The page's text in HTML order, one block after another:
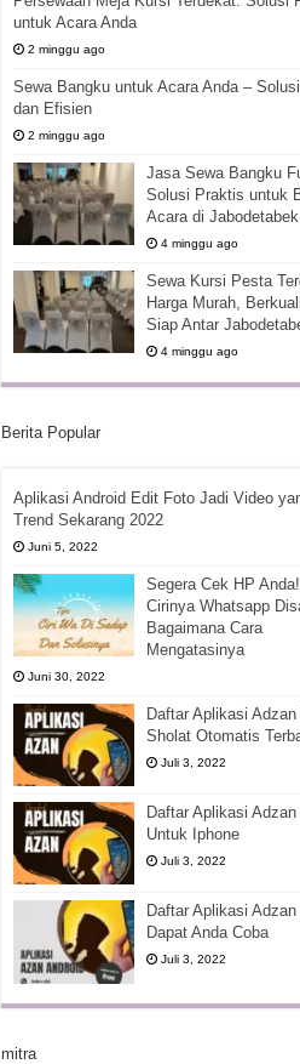
untuk Acara Anda
2 minggu ago
Sewa Bangku untuk Acara Anda –
dan Efisien
2 minggu ago
Jasa Sewa Bangku
Solusi Praktis untuk
Acara di Jabodetabek
4 minggu ago
Sewa Kursi Pesta
Harga Murah,
Siap Antar
4 minggu ago
Berita Popular
Aplikasi Android Edit Foto Jadi Video
Trend Sekarang 2022
Juni 5, 2022
Segera Cek HP
Cirinya Whatsapp
Bagaimana Cara
Mengatasinya
Juni 30, 2022
Daftar Aplikasi
Sholat Otomatis
Juli 3, 2022
Daftar Aplikasi Adzan
Untuk Iphone
Juli 3, 2022
Daftar Aplikasi
Dapat Anda Coba
Juli 3, 2022
mitra